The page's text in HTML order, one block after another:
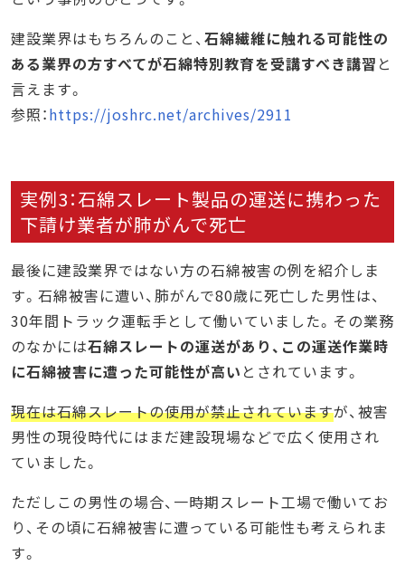
建設業界はもちろんのこと、石綿繊維に触れる可能性の
ある業界の方すべてが石綿特別教育を受講すべき講習 と
言えます。
参照：https://joshrc.net/archives/2911
実例3：石綿スレート製品の運送に携わった
下請け業者が肺がんで死亡
最後に建設業界ではない方の石綿被害の例を紹介しま
す。石綿被害に遭い、肺がんで80歳に死亡した男性は、
30年間トラック運転手として働いていました。その業務
のなかには石綿スレートの運送があり、この運送作業時
に石綿被害に遭った可能性が高い とされています。
現在は石綿スレートの使用が禁止されていますが、被害
男性の現役時代にはまだ建設現場などで広く使用され
ていました。
ただしこの男性の場合、一時期スレート工場で働いてお
り、その頃に石綿被害に遭っている可能性も考えられま
す。